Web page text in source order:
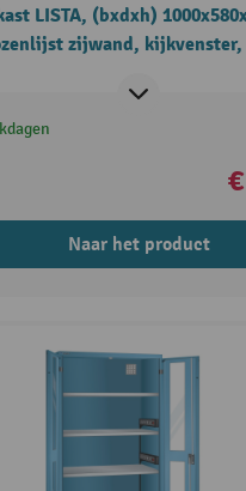
LISTA, (bxdxh)
zijwand,
Naar het product